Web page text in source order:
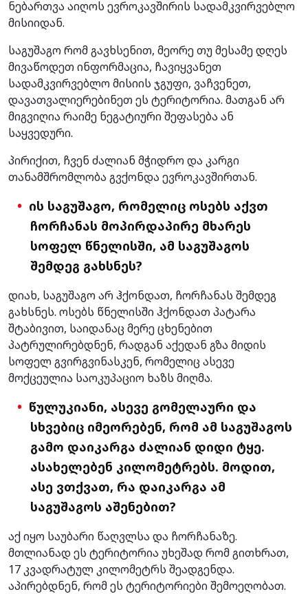
ნებართვა აიღოს ევროკავშირის სადამკვირვებლო
მისიიდან.
საგუშაგო რომ გავხსენით, მეორე თუ მესამე დღეს
მივაწოდეთ ინფორმაცია, ჩავიყვანეთ
სადამკვირვებლო მისიის ჯგუფი, ვაჩვენეთ,
დავათვალიერებინეთ ეს ტერიტორია. მათგან არ
მიგვიღია რაიმე ნეგატიური შეფასება ან
საყვედური.
პირიქით, ჩვენ ძალიან მჭიდრო და კარგი
თანამშრომლობა გვქონდა ევროკავშირთან.
ის საგუშაგო, რომელიც ოსებს აქვთ
ჩორჩანას მოპირდაპირე მხარეს
სოფელ წნელისში, ამ საგუშაგოს
შემდეგ გახსნეს?
დიახ, საგუშაგო არ ჰქონდათ, ჩორჩანას შემდეგ
გახსნეს. ოსებს წნელისში ჰქონდათ პატარა
შტაბივით, საიდანაც მერე ცხენებით
პატრულირებდნენ, რადგან აქედან გზა მიდის
სოფელ გვირგვინასკენ, რომელიც ასევე
მოქცეულია საოკუპაციო ხაზს მიღმა.
წულუკიანი, ასევე გომელაური და
სხვებიც იმეორებენ, რომ ამ საგუშაგოს
გამო დაიკარგა ძალიან დიდი ტყე.
ასახელებენ კილომეტრებს. მოდით,
ასე ვთქვათ, რა დაიკარგა ამ
საგუშაგოს აშენებით?
აქ იყო საუბარი წაღვლსა და ჩორჩანაზე.
მთლიანად ეს ტერიტორია უხეშად რომ გითხრათ,
17 კვადრატულ კილომეტრს შეადგენდა.
აპირებდნენ, რომ ეს ტერიტორიები შემოეღობათ.